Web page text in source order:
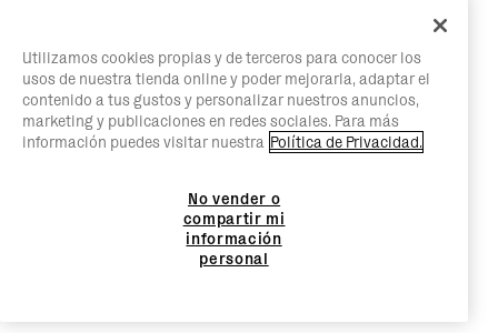
Utilizamos cookies propias y de terceros para conocer los
usos de nuestra tienda online y poder mejorarla, adaptar el
contenido a tus gustos y personalizar nuestros anuncios,
marketing y publicaciones en redes sociales. Para más
información puedes visitar nuestra Política de Privacidad.
No vender o
compartir mi
información
personal